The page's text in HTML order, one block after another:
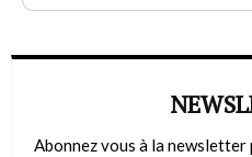
Abonnez vous à la